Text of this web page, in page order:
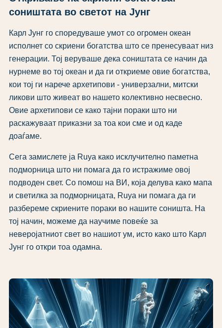
соништата во светот на Јунг
Карл Јунг го споредуваше умот со огромен океан
исполнет со скриени богатства што се пренесуваат низ
генерации. Тој веруваше дека соништата се начин да
нурнеме во тој океан и да ги откриеме овие богатства,
кои тој ги нарече архетипови - универзални, митски
ликови што живеат во нашето колективно несвесно.
Овие архетипови се како тајни пораки што ни
раскажуваат приказни за тоа кои сме и од каде
доаѓаме.
Сега замислете ја Ruya како исклучително паметна
подморница што ни помага да го истражиме овој
подводен свет. Со помош на ВИ, која делува како мапа
и светилка за подморницата, Ruya ни помага да ги
разбереме скриените пораки во нашите соништа. На
тој начин, можеме да научиме повеќе за
неверојатниот свет во нашиот ум, исто како што Карл
Јунг го откри тоа одамна.